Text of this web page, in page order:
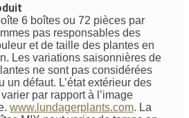
6 boîtes ou 72 pièces par
pas responsables des
et de taille des plantes en
Les variations saisonnières de
ne sont pas considérées
un défaut. L’état extérieur des
par rapport à l’image
www.lundagerplants.com. La